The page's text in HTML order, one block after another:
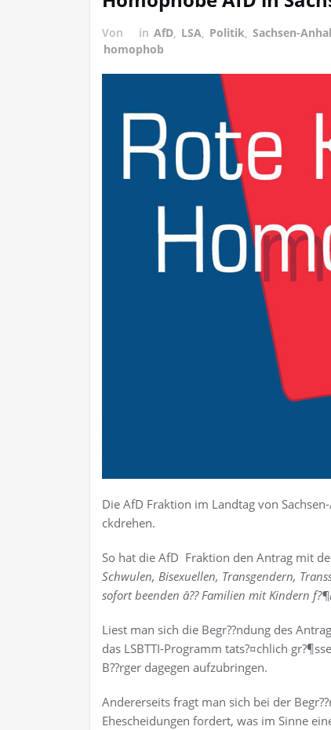
Von in AfD, LSA, Politik, Sachsen-
homophob
Die AfD Fraktion im Landtag von
ckdrehen.
So hat die AfD Fraktion den Antrag mit
Schwulen, Bisexuellen, Transgendern,
sofort beenden â?? Familien mit Kindern
Liest man sich die Begr??ndung des
das LSBTTI-Programm tats?¤chlich
B??rger dagegen aufzubringen.
Andererseits fragt man sich bei der
Ehescheidungen fordert, was im Sinne